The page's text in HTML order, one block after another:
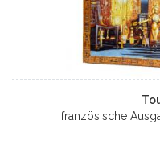
französische